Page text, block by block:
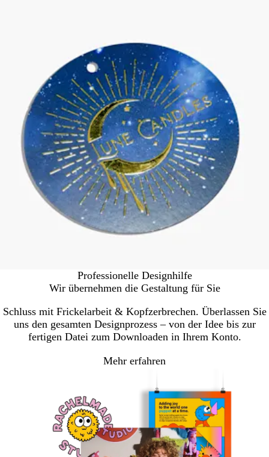
Professionelle Designhilfe
Wir übernehmen die Gestaltung für Sie
Schluss mit Frickelarbeit & Kopfzerbrechen. Überlassen Sie
uns den gesamten Designprozess – von der Idee bis zur
fertigen Datei zum Downloaden in Ihrem Konto.
Mehr erfahren